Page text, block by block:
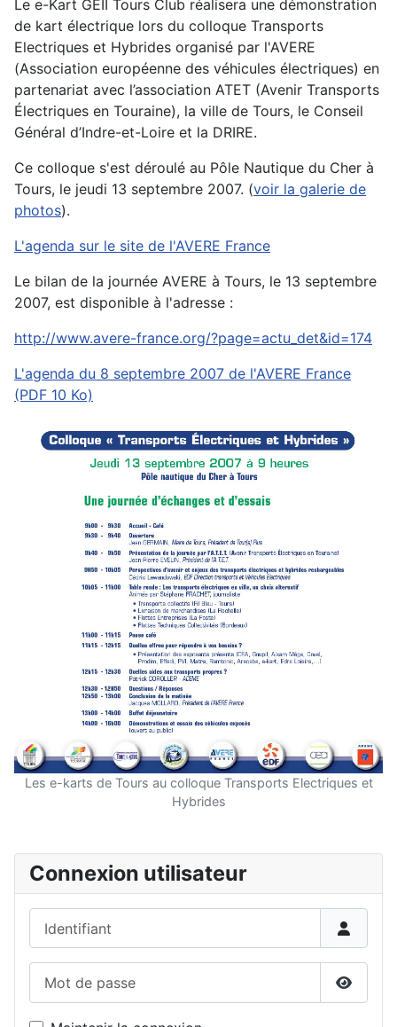
Connexion utilisateur
Le e-Kart GEII Tours Club réalisera une démonstration
de kart électrique lors du colloque Transports
Electriques et Hybrides organisé par l'AVERE
(Association européenne des véhicules électriques) en
partenariat avec l’association ATET (Avenir Transports
Électriques en Touraine), la ville de Tours, le Conseil
Général d’Indre-et-Loire et la DRIRE.
Ce colloque s'est déroulé au Pôle Nautique du Cher à
Tours, le jeudi 13 septembre 2007. (voir la galerie de
photos).
L'agenda sur le site de l'AVERE France
Le bilan de la journée AVERE à Tours, le 13 septembre
2007, est disponible à l'adresse :
http://www.avere-france.org/?page=actu_det&id=174
L'agenda du 8 septembre 2007 de l'AVERE France
(PDF 10 Ko)
Les e-karts de Tours au colloque Transports Electriques et
Hybrides